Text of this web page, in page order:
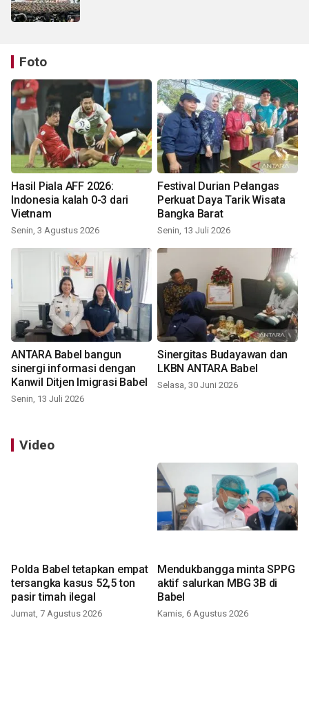
Foto
Hasil Piala AFF 2026:
Indonesia kalah 0-3 dari
Vietnam
Senin, 3 Agustus 2026
Festival Durian Pelangas
Perkuat Daya Tarik Wisata
Bangka Barat
Senin, 13 Juli 2026
ANTARA Babel bangun
sinergi informasi dengan
Kanwil Ditjen Imigrasi Babel
Senin, 13 Juli 2026
Sinergitas Budayawan dan
LKBN ANTARA Babel
Selasa, 30 Juni 2026
Video
Polda Babel tetapkan empat
tersangka kasus 52,5 ton
pasir timah ilegal
Jumat, 7 Agustus 2026
Mendukbangga minta SPPG
aktif salurkan MBG 3B di
Babel
Kamis, 6 Agustus 2026